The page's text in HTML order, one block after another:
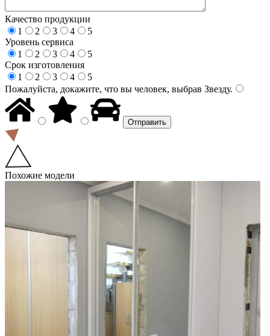
Качество продукции
1
2 3 4
5
Уровень сервиса
1
2 3 4
5
Срок изготовления
1
2 3 4
5
Пожалуйста, докажите, что вы человек, выбрав Звезду.
Похожие модели